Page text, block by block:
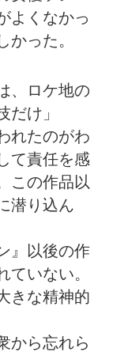
よくなかっ
かった。
、ロケ地の
だけ」
れたのがわ
て責任を感
この作品以
潜り込ん
』以後の作
ていない。
きな精神的
から忘れら